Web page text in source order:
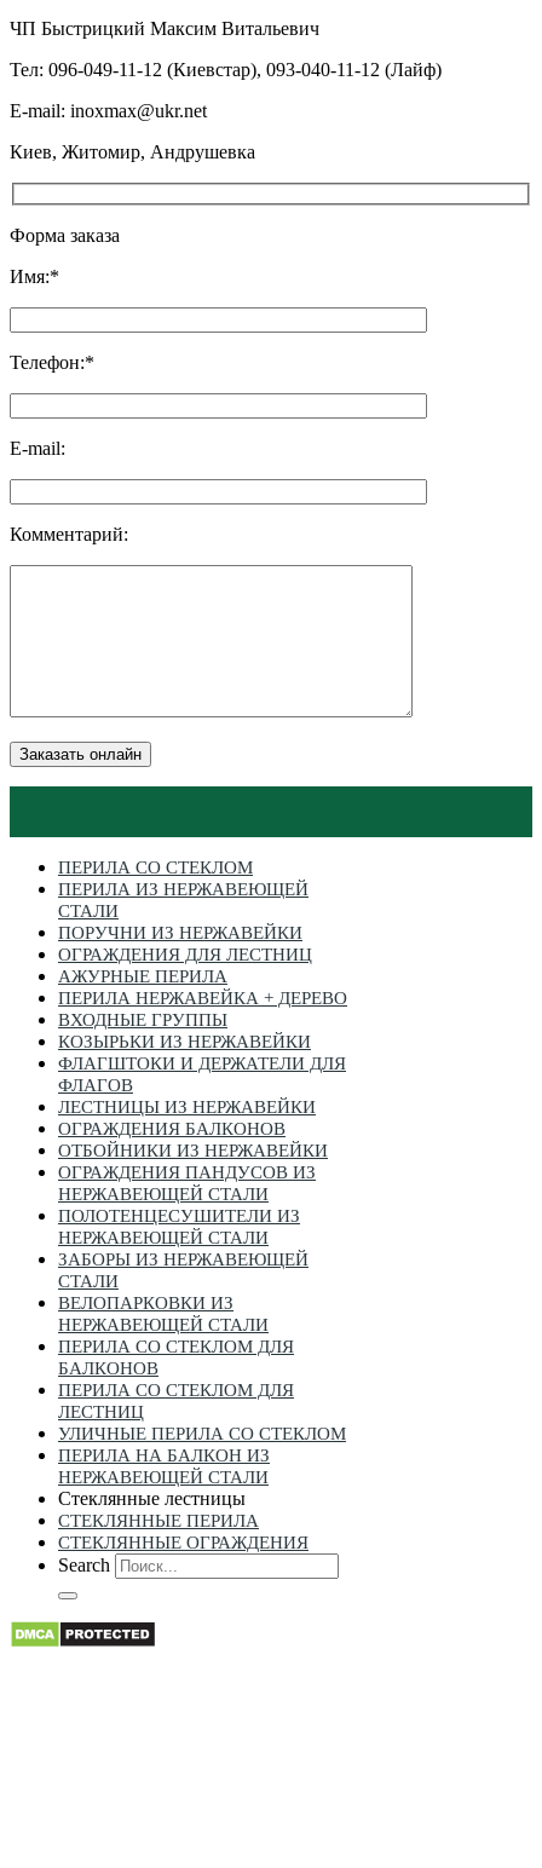
ЧП Быстрицкий Максим Витальевич
Тел: 096-049-11-12 (Киевстар), 093-040-11-12 (Лайф)
E-mail: inoxmax@ukr.net
Киев, Житомир, Андрушевка
Форма заказа
Имя:*
Телефон:*
E-mail:
Комментарий:
Заказать онлайн
ПЕРИЛА СО СТЕКЛОМ
ПЕРИЛА ИЗ НЕРЖАВЕЮЩЕЙ
СТАЛИ
ПОРУЧНИ ИЗ НЕРЖАВЕЙКИ
ОГРАЖДЕНИЯ ДЛЯ ЛЕСТНИЦ
АЖУРНЫЕ ПЕРИЛА
ПЕРИЛА НЕРЖАВЕЙКА + ДЕРЕВО
ВХОДНЫЕ ГРУППЫ
КОЗЫРЬКИ ИЗ НЕРЖАВЕЙКИ
ФЛАГШТОКИ И ДЕРЖАТЕЛИ ДЛЯ
ФЛАГОВ
ЛЕСТНИЦЫ ИЗ НЕРЖАВЕЙКИ
ОГРАЖДЕНИЯ БАЛКОНОВ
ОТБОЙНИКИ ИЗ НЕРЖАВЕЙКИ
ОГРАЖДЕНИЯ ПАНДУСОВ ИЗ
НЕРЖАВЕЮЩЕЙ СТАЛИ
ПОЛОТЕНЦЕСУШИТЕЛИ ИЗ
НЕРЖАВЕЮЩЕЙ СТАЛИ
ЗАБОРЫ ИЗ НЕРЖАВЕЮЩЕЙ
СТАЛИ
ВЕЛОПАРКОВКИ ИЗ
НЕРЖАВЕЮЩЕЙ СТАЛИ
ПЕРИЛА СО СТЕКЛОМ ДЛЯ
БАЛКОНОВ
ПЕРИЛА СО СТЕКЛОМ ДЛЯ
ЛЕСТНИЦ
УЛИЧНЫЕ ПЕРИЛА СО СТЕКЛОМ
ПЕРИЛА НА БАЛКОН ИЗ
НЕРЖАВЕЮЩЕЙ СТАЛИ
Стеклянные лестницы
СТЕКЛЯННЫЕ ПЕРИЛА
СТЕКЛЯННЫЕ ОГРАЖДЕНИЯ
Search